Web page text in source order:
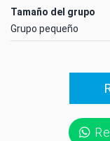
Tamaño del grupo
Grupo pequeño